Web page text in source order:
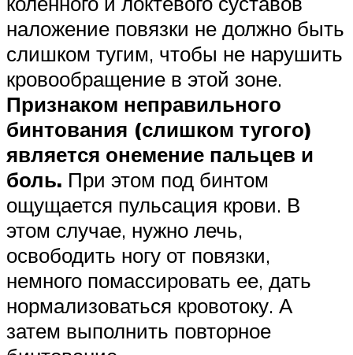
наложение повязки не должно быть
слишком тугим, чтобы не нарушить
кровообращение в этой зоне.
Признаком неправильного
бинтования (слишком тугого)
является онемение пальцев и
боль. При этом под бинтом
ощущается пульсация крови. В
этом случае, нужно лечь,
освободить ногу от повязки,
немного помассировать ее, дать
нормализоваться кровотоку. А
затем выполнить повторное